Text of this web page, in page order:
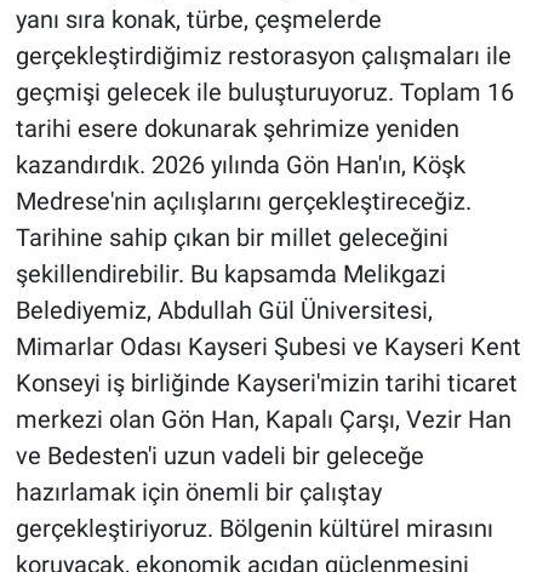
yanı sıra konak, türbe, çeşmelerde
gerçekleştirdiğimiz restorasyon çalışmaları ile
geçmişi gelecek ile buluşturuyoruz. Toplam 16
tarihi esere dokunarak şehrimize yeniden
kazandırdık. 2026 yılında Gön Han'ın, Köşk
Medrese'nin açılışlarını gerçekleştireceğiz.
Tarihine sahip çıkan bir millet geleceğini
şekillendirebilir. Bu kapsamda Melikgazi
Belediyemiz, Abdullah Gül Üniversitesi,
Mimarlar Odası Kayseri Şubesi ve Kayseri Kent
Konseyi iş birliğinde Kayseri'mizin tarihi ticaret
merkezi olan Gön Han, Kapalı Çarşı, Vezir Han
ve Bedesten'i uzun vadeli bir geleceğe
hazırlamak için önemli bir çalıştay
gerçekleştiriyoruz. Bölgenin kültürel mirasını
koruyacak, ekonomik açıdan güçlenmesini